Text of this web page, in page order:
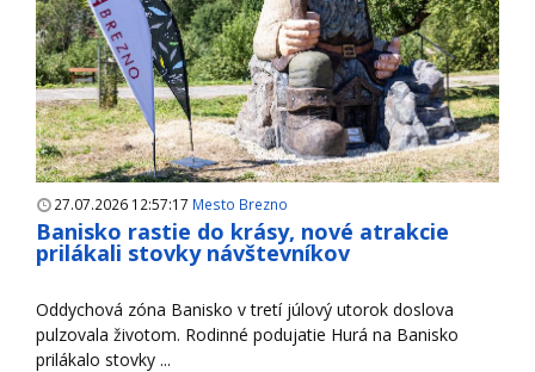
27.07.2026 12:57:17 Mesto Brezno
Banisko rastie do krásy, nové atrakcie
prilákali stovky návštevníkov
Oddychová zóna Banisko v tretí júlový utorok doslova
pulzovala životom. Rodinné podujatie Hurá na Banisko
prilákalo stovky ...